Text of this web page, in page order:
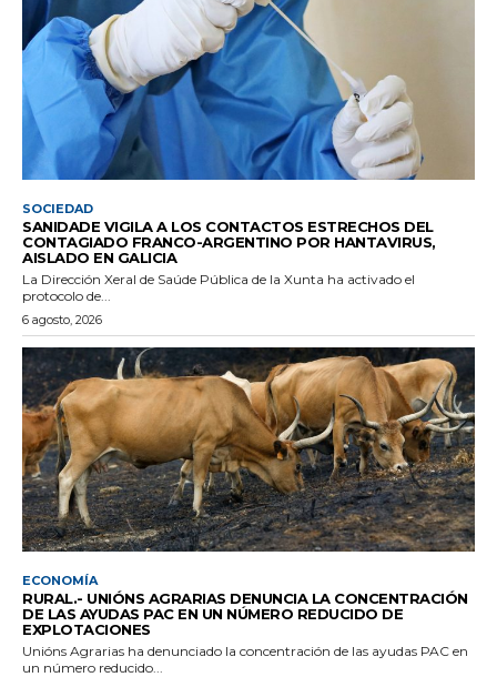
SOCIEDAD
SANIDADE VIGILA A LOS CONTACTOS ESTRECHOS DEL
CONTAGIADO FRANCO-ARGENTINO POR HANTAVIRUS,
AISLADO EN GALICIA
La Dirección Xeral de Saúde Pública de la Xunta ha activado el
protocolo de...
6 agosto, 2026
ECONOMÍA
RURAL.- UNIÓNS AGRARIAS DENUNCIA LA CONCENTRACIÓN
DE LAS AYUDAS PAC EN UN NÚMERO REDUCIDO DE
EXPLOTACIONES
Unións Agrarias ha denunciado la concentración de las ayudas PAC en
un número reducido...